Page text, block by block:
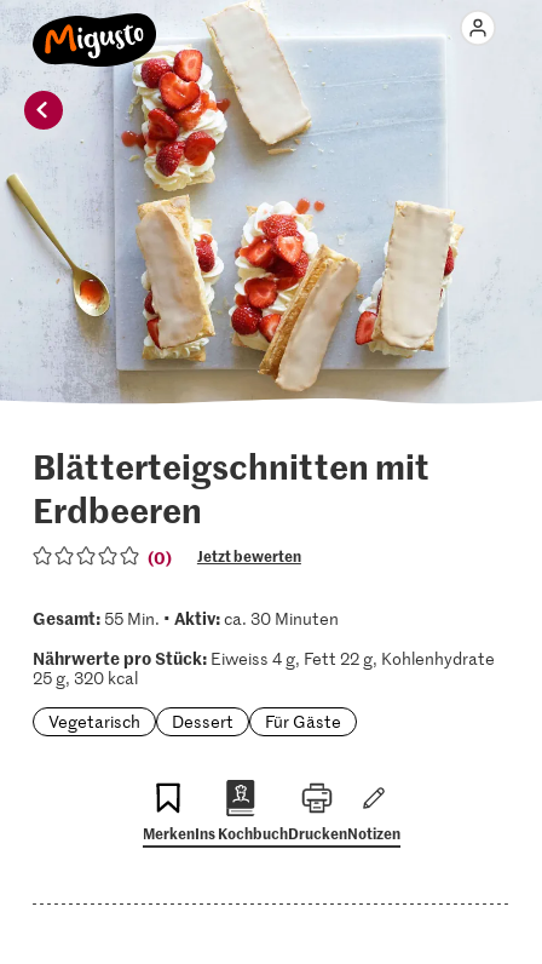
Blätterteigschnitten mit
Erdbeeren
(0) Jetzt bewerten
Gesamt:55 Min. • Aktiv:ca. 30 Minuten
Nährwerte pro Stück:Eiweiss 4 g, Fett 22 g, Kohlenhydrate
25 g, 320 kcal
Vegetarisch
Dessert Für Gäste
MerkenIns KochbuchDruckenNotizen